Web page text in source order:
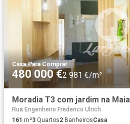
Casa·Para Comprar
480 000 €2 981 €/m²
Moradia T3 com jardim na Maia
Rua Engenheiro Frederico Ulrich
161 m²3 Quartos2 BanheirosCasa